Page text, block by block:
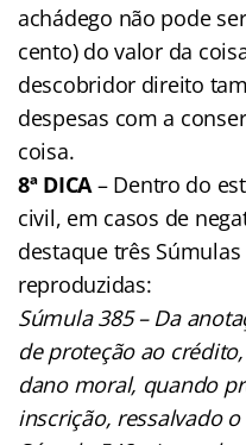
achádego não pode
cento) do valor da
descobridor direito
despesas com a
coisa.
8ª DICA– Dentro do
civil, em casos de
destaque três Súmulas
reproduzidas:
Súmula 385 – Da
de proteção ao
dano moral, quando
inscrição, ressalvado